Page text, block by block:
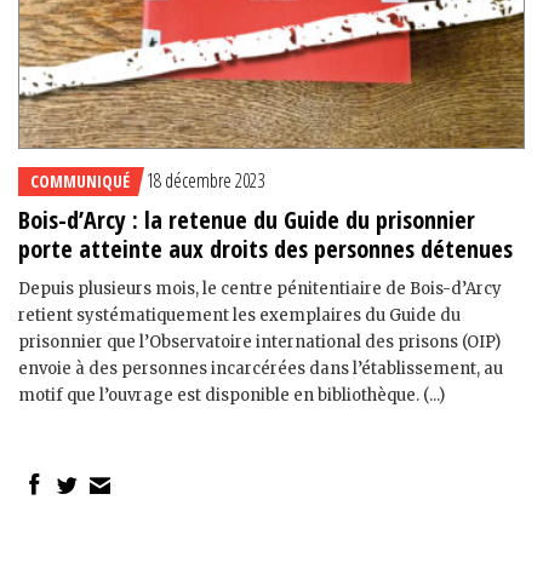
COMMUNIQUÉ 18 décembre 2023
Bois-d’Arcy : la retenue du Guide du prisonnier
porte atteinte aux droits des personnes détenues
Depuis plusieurs mois, le centre pénitentiaire de Bois-d’Arcy
retient systématiquement les exemplaires du Guide du
prisonnier que l’Observatoire international des prisons (OIP)
envoie à des personnes incarcérées dans l’établissement, au
motif que l’ouvrage est disponible en bibliothèque. (...)